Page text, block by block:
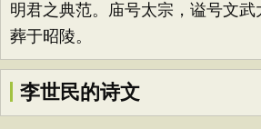
明君之典范。庙号太宗，谥号文武
葬于昭陵。
李世民的诗文